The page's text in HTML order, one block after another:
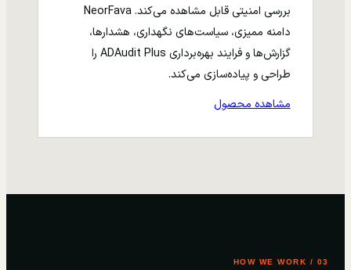
بررسی امنیتی قابل مشاهده می‌کند. NeorFava
دامنه ممیزی، سیاست‌های نگهداری، هشدارها،
گزارش‌ها و فرایند بهره‌برداری ADAudit Plus را
طراحی و پیاده‌سازی می‌کند.
مشاهده محصول
03 / HOW WE WORK